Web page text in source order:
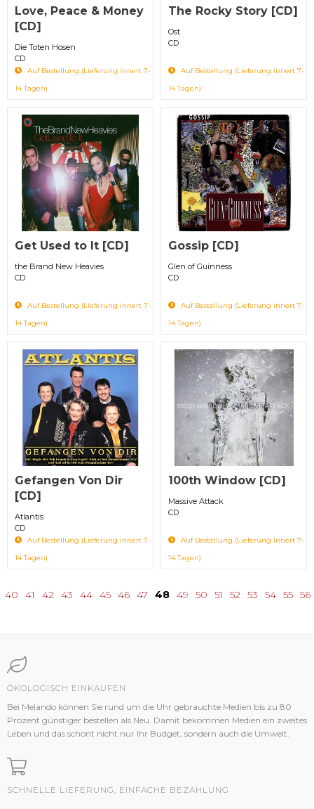
Love, Peace & Money
[CD]
Die Toten Hosen
CD
Auf Bestellung (Lieferung innert 7-
14 Tagen)
The Rocky Story [CD]
Ost
CD
Auf Bestellung (Lieferung innert 7-
14 Tagen)
Get Used to It [CD]
the Brand New Heavies
CD
Auf Bestellung (Lieferung innert 7-
14 Tagen)
Gossip [CD]
Glen of Guinness
CD
Auf Bestellung (Lieferung innert 7-
14 Tagen)
Gefangen Von Dir
[CD]
Atlantis
CD
Auf Bestellung (Lieferung innert 7-
14 Tagen)
100th Window [CD]
Massive Attack
CD
Auf Bestellung (Lieferung innert 7-
14 Tagen)
40 41 42 43 44 45 46 47 48 49 50 51 52 53 54 55 56
ÖKOLOGISCH EINKAUFEN
Bei Melando können Sie rund um die Uhr gebrauchte Medien bis zu 80
Prozent günstiger bestellen als Neu. Damit bekommen Medien ein zweites
Leben und das schont nicht nur Ihr Budget, sondern auch die Umwelt.
SCHNELLE LIEFERUNG, EINFACHE BEZAHLUNG